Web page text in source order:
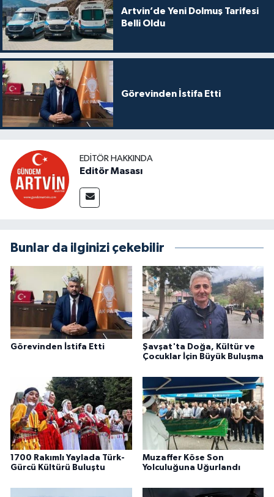
Artvin’de Yeni Dolmuş Tarifesi
Belli Oldu
Görevinden İstifa Etti
EDITÖR HAKKINDA
Editör Masası
Bunlar da ilginizi çekebilir
Görevinden İstifa Etti
Şavşat'ta Doğa, Kültür ve
Çocuklar İçin Büyük Buluşma
1700 Rakımlı Yaylada Türk-
Gürcü Kültürü Buluştu
Muzaffer Köse Son
Yolculuğuna Uğurlandı